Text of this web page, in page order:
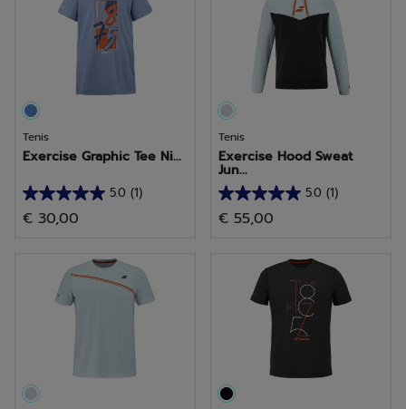
reseña
Tenis
Exercise Graphic Tee Ni...
5.0 (1)
5.0
de
estrellas.
€ 30,00
Tenis
Exercise Hood Sweat
Jun...
5.0 (1)
5.0
de
estrellas.
€ 55,00